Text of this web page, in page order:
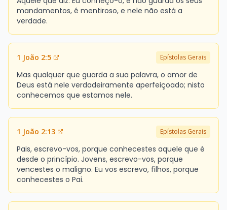
mandamentos, é mentiroso, e nele não está a
verdade.
1 João 2:5 Epístolas Gerais
Mas qualquer que guarda a sua palavra, o amor de
Deus está nele verdadeiramente aperfeiçoado; nisto
conhecemos que estamos nele.
1 João 2:13 Epístolas Gerais
Pais, escrevo-vos, porque conhecestes aquele que é
desde o princípio. Jovens, escrevo-vos, porque
vencestes o maligno. Eu vos escrevo, filhos, porque
conhecestes o Pai.